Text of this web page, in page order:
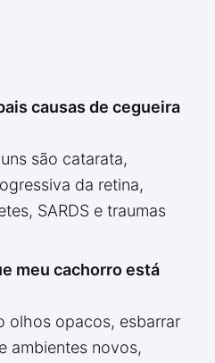
causas de cegueira
são catarata,
da retina,
SARDS e traumas
meu cachorro está
olhos opacos, esbarrar
ambientes novos,